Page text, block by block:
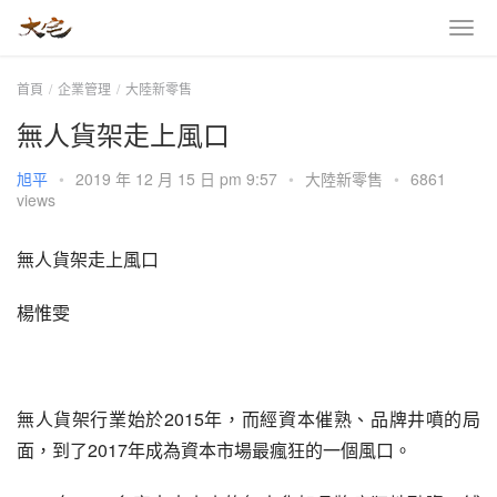
首頁 企業管理 大陸新零售
無人貨架走上風口
旭平 • 2019 年 12 月 15 日 pm 9:57 • 大陸新零售 • 6861
views
無人貨架走上風口
楊惟雯
無人貨架行業始於2015年，而經資本催熟、品牌井噴的局
面，到了2017年成為資本市場最瘋狂的一個風口。